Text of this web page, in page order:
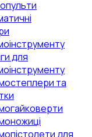
для
та
для